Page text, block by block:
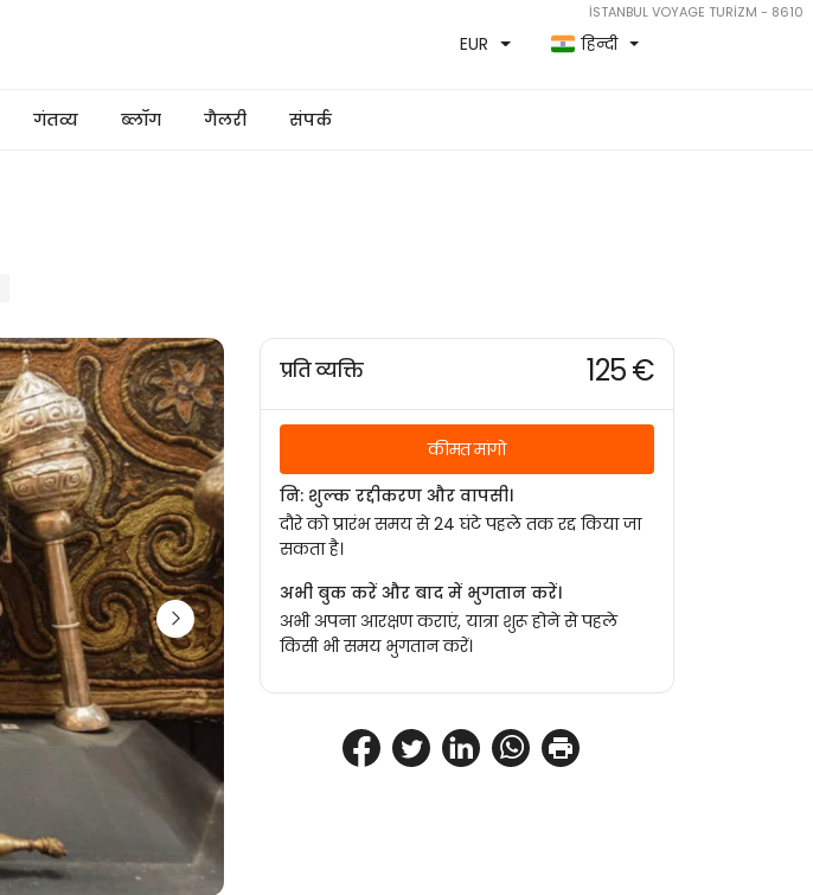
İSTANBUL VOYAGE TURİZM - 8610
EUR हिन्दी
गंतव्य ब्लॉग गैलरी संपर्क
प्रति व्यक्ति 125 €
कीमत मांगो
नि: शुल्क रद्दीकरण और वापसी।
दौरे को प्रारंभ समय से 24 घंटे पहले तक रद्द किया जा
सकता है।
अभी बुक करें और बाद में भुगतान करें।
अभी अपना आरक्षण कराएं, यात्रा शुरू होने से पहले
किसी भी समय भुगतान करें।